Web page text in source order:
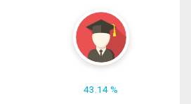
43.14 %